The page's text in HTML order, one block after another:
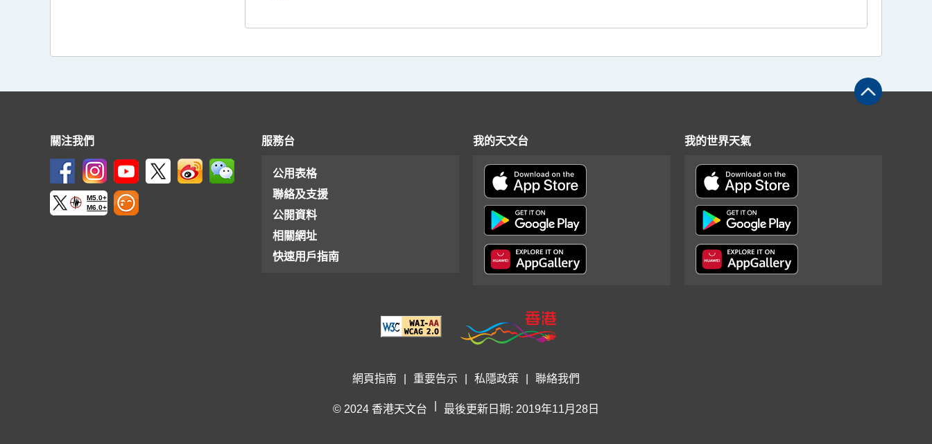
關注我們
M5.0+
M6.0+
服務台
公用表格
聯絡及支援
公開資料
相關網址
快速用戶指南
我的天文台 我的世界天氣
網頁指南 重要告示 私隱政策 聯絡我們
© 2024 香港天文台 最後更新日期: 2019年11月28日